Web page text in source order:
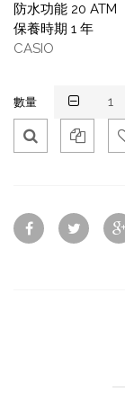
防水功能 20 ATM
保養時期 1 年
CASIO
數量
Vie
w
To
Co